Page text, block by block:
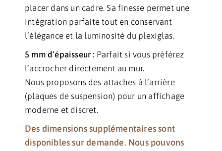
placer dans un cadre. Sa finesse permet une
intégration parfaite tout en conservant
l’élégance et la luminosité du plexiglas.
5 mm d’épaisseur : Parfait si vous préférez
l’accrocher directement au mur.
Nous proposons des attaches à l’arrière
(plaques de suspension) pour un affichage
moderne et discret.
Des dimensions supplémentaires sont
disponibles sur demande. Nous pouvons